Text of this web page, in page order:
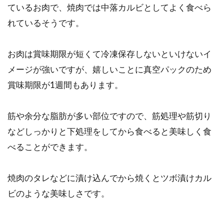
ているお肉で、焼肉では中落カルビとしてよく食べら
れているそうです。
お肉は賞味期限が短くて冷凍保存しないといけないイ
メージが強いですが、嬉しいことに真空パックのため
賞味期限が1週間もあります。
筋や余分な脂肪が多い部位ですので、筋処理や筋切り
などしっかりと下処理をしてから食べると美味しく食
べることができます。
焼肉のタレなどに漬け込んでから焼くとツボ漬けカル
ビのような美味しさです。